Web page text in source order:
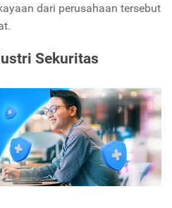
dari perusahaan tersebut
Sekuritas